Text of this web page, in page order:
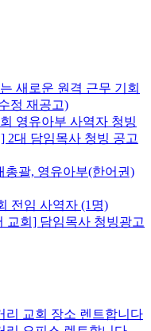
새로운 원격 근무 기회
정 재공고)
영유아부 사역자 청빙
2대 담임목사 청빙 공고
총괄, 영유아부(한어권)
전임 사역자 (1명)
교회] 담임목사 청빙광고
리 교회 장소 렌트합니다